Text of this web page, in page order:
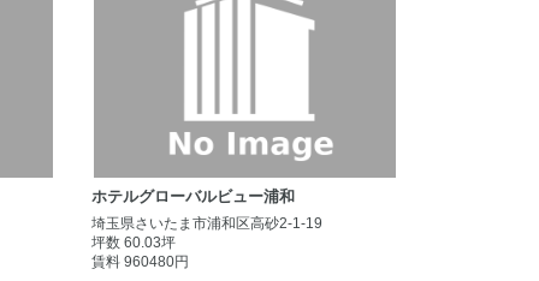
ホテルグローバルビュー浦和
埼玉県さいたま市浦和区高砂2-1-19
坪数 60.03坪
賃料 960480円